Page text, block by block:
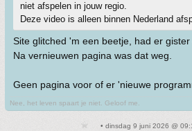
niet afspelen in jouw regio.
Deze video is alleen binnen Nederland
Site glitched 'm een beetje, had er gister
Na vernieuwen pagina was dat weg.
Geen pagina voor of er 'nieuwe
Nee, het leven spaart je niet. Geloof me.
• dinsdag 9 juni 2026 @